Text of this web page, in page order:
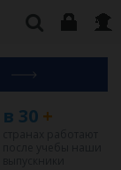
в 30+